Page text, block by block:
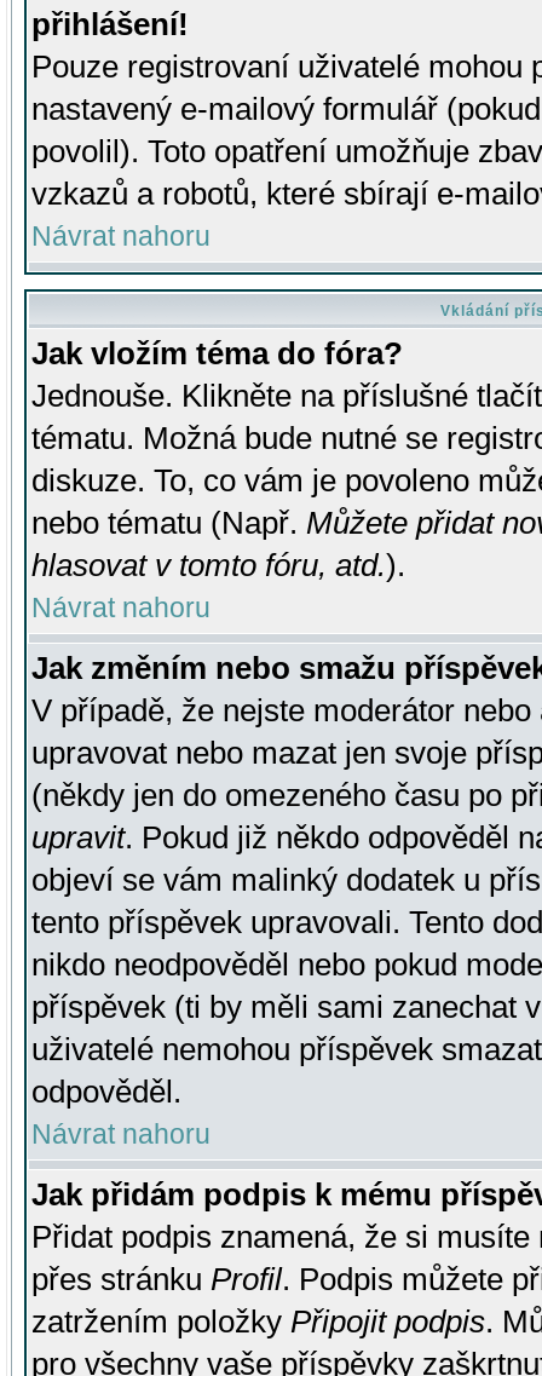
přihlášení!
Pouze registrovaní uživatelé mohou
nastavený e-mailový formulář
povolil). Toto opatření umožňuje
vzkazů a robotů, které sbírají e-
Návrat nahoru
Vkládání
Jak vložím téma do fóra?
Jednouše. Klikněte na příslušné
tématu. Možná bude nutné se
diskuze. To, co vám je povoleno
nebo tématu (Např. Můžete přidat
hlasovat v tomto fóru, atd.).
Návrat nahoru
Jak změním nebo smažu
V případě, že nejste moderátor
upravovat nebo mazat jen svoje
(někdy jen do omezeného času po
upravit. Pokud již někdo odpověděl
objeví se vám malinký dodatek u
tento příspěvek upravovali. Tento
nikdo neodpověděl nebo pokud
příspěvek (ti by měli sami zanechat
uživatelé nemohou příspěvek
odpověděl.
Návrat nahoru
Jak přidám podpis k mému
Přidat podpis znamená, že si
přes stránku Profil. Podpis můžete
zatržením položky Připojit podpis.
pro všechny vaše příspěvky